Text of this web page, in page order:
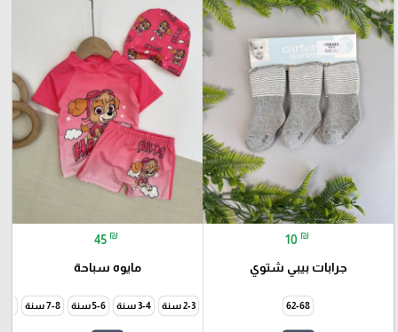
10 ₪
جرابات بيبي شتوي
62-68
45 ₪
مايوه سباحة
2-3 سنة 3-4 سنة 5-6 سنة 7-8 سنة